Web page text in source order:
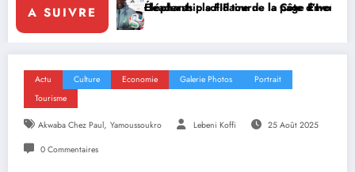
A SUIVRE
de la Côte d’Ivoire en Afrique
tourne la page Emerse Faé Diplomatie multilatérale : à
Actu Culture Economie Galerie Photos
Portrait
Tourisme
Akwaba Chez Paul, Yamoussoukro Lebeni Koffi 25 Août 2025
0 Commentaires